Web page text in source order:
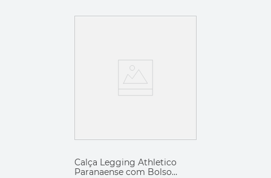
Calça Legging Athletico
Paranaense com Bolso